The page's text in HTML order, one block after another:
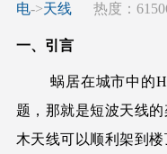
电->天线 热度：
一、引言
蜗居在城市中的
题，那就是短波天线
木天线可以顺利架到